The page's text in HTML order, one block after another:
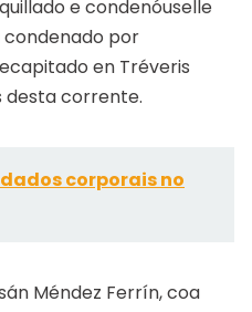
e condenóuselle
condenado por
en Tréveris
desta corrente.
corporais no
Méndez Ferrín, coa